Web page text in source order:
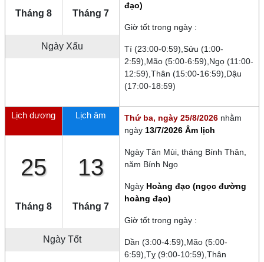
Tháng 8 Tháng 7
Ngày Xấu
đạo)
Giờ tốt trong ngày :
Tí (23:00-0:59),Sửu (1:00-
2:59),Mão (5:00-6:59),Ngọ (11:00-
12:59),Thân (15:00-16:59),Dậu
(17:00-18:59)
Lịch dương
25
Tháng 8
Lịch âm
13
Tháng 7
Ngày Tốt
Thứ ba, ngày 25/8/2026 nhằm
ngày 13/7/2026 Âm lịch
Ngày Tân Mùi , tháng Bính Thân
năm Bính Ngọ
Ngày Hoàng đạo (ngọc đường
hoàng đạo)
Giờ tốt trong ngày :
Dần (3:00-4:59),Mão (5:00-
6:59),Tỵ (9:00-10:59),Thân